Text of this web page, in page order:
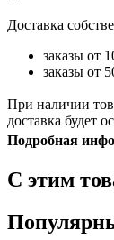
Доставка
заказы от
заказы от
При наличии
доставка будет
Подробная
С этим